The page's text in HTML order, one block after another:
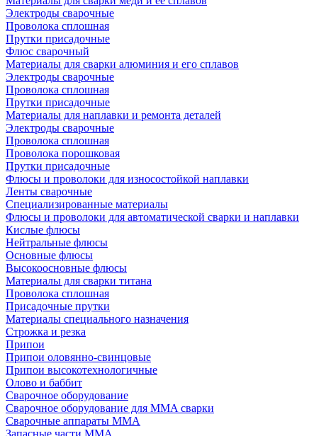
Электроды сварочные
Проволока сплошная
Прутки присадочные
Флюс сварочный
Материалы для сварки алюминия и его сплавов
Электроды сварочные
Проволока сплошная
Прутки присадочные
Материалы для наплавки и ремонта деталей
Электроды сварочные
Проволока сплошная
Проволока порошковая
Прутки присадочные
Флюсы и проволоки для износостойкой наплавки
Ленты сварочные
Специализированные материалы
Флюсы и проволоки для автоматической сварки и наплавки
Кислые флюсы
Нейтральные флюсы
Основные флюсы
Высокоосновные флюсы
Материалы для сварки титана
Проволока сплошная
Присадочные прутки
Материалы специального назначения
Строжка и резка
Припои
Припои оловянно-свинцовые
Припои высокотехнологичные
Олово и баббит
Сварочное оборудование
Сварочное оборудование для MMA сварки
Сварочные аппараты MMA
Запасные части MMA